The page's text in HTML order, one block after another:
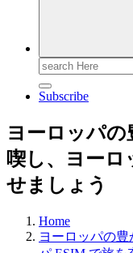
Search
for:
Subscribe
ヨーロッパ
喫し、ヨーロ
せましょう
Home
ヨーロッパの